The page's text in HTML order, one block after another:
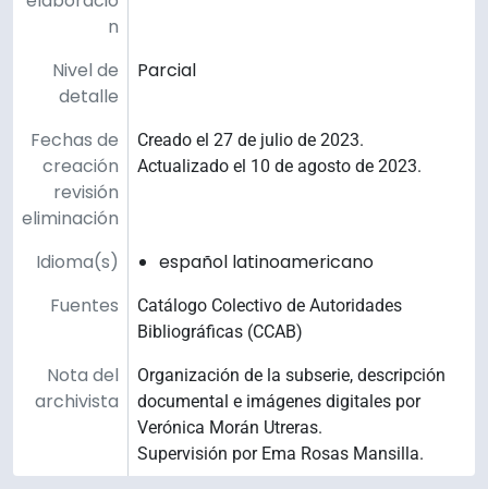
n
Nivel de
detalle
Parcial
Fechas de
creación
revisión
eliminación
Creado el 27 de julio de 2023.
Actualizado el 10 de agosto de 2023.
Idioma(s)
español latinoamericano
Fuentes
Catálogo Colectivo de Autoridades
Bibliográficas (CCAB)
Nota del
archivista
Organización de la subserie, descripción
documental e imágenes digitales por
Verónica Morán Utreras.
Supervisión por Ema Rosas Mansilla.